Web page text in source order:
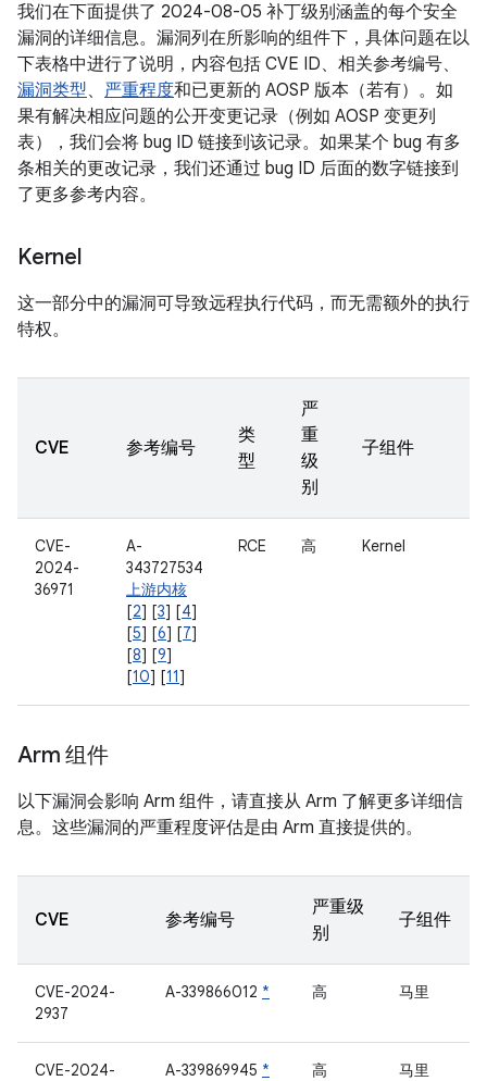
我们在下面提供了 2024-08-05 补丁级别涵盖的每个安全
漏洞的详细信息。漏洞列在所影响的组件下，具体问题在以
下表格中进行了说明，内容包括 CVE ID、相关参考编号、
漏洞类型、 严重程度和已更新的 AOSP 版本（若有）。如
果有解决相应问题的公开变更记录（例如 AOSP 变更列
表），我们会将 bug ID 链接到该记录。如果某个 bug 有多
条相关的更改记录，我们还通过 bug ID 后面的数字链接到
了更多参考内容。
Kernel
这一部分中的漏洞可导致远程执行代码，而无需额外的执行
特权。
CVE 参考编号
类
型
严
重
级
别
子组件
CVE-
2024-
36971
A-
343727534
上游内核
[2] [3] [4]
[5] [6] [7]
[8] [9]
[10] [11]
RCE 高 Kernel
Arm 组件
以下漏洞会影响 Arm 组件，请直接从 Arm 了解更多详细信
息。这些漏洞的严重程度评估是由 Arm 直接提供的。
CVE 参考编号
严重级
别
子组件
CVE-2024-
2937
A-339866012 * 高 马里
CVE-2024-
A-339869945 * 高 马里